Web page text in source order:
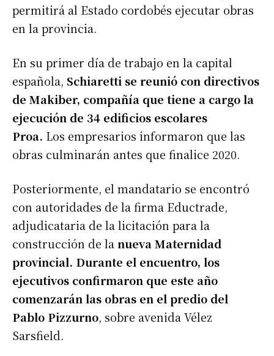
permitirá al Estado cordobés ejecutar obras
en la provincia.
En su primer día de trabajo en la capital
española, Schiaretti se reunió con directivos
de Makiber, compañía que tiene a cargo la
ejecución de 34 edificios escolares
Proa. Los empresarios informaron que las
obras culminarán antes que finalice 2020.
Posteriormente, el mandatario se encontró
con autoridades de la firma Eductrade,
adjudicataria de la licitación para la
construcción de la nueva Maternidad
provincial. Durante el encuentro, los
ejecutivos confirmaron que este año
comenzarán las obras en el predio del
Pablo Pizzurno, sobre avenida Vélez
Sarsfield.